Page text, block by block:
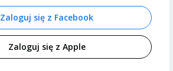
Zaloguj się z Facebook
Zaloguj się z Apple